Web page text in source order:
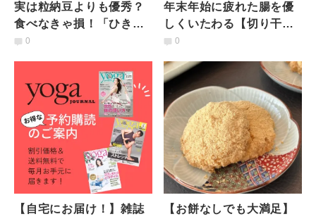
実は粒納豆よりも優秀？
食べなきゃ損！「ひきわ
り納豆」の魅力と簡単ア
0
年末年始に疲れた腸を優
しくいたわる【切り干し
大根のおかゆ】 #腸を整
0
【自宅にお届け！】雑誌 【お餅なしでも大満足】